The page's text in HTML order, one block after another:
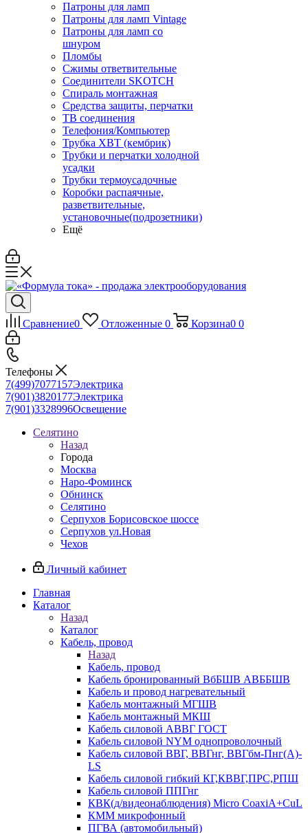
Патроны для ламп
Патроны для ламп Vintage
Патроны для ламп со
шнуром
Пломбы
Сжимы ответвительные
Соединители SKOTCH
Спираль монтажная
Средства защиты, перчатки
ТВ соединения
Телефония/Компьютер
Трубка ХВТ (кембрик)
Трубки и перчатки холодной
усадки
Трубки термоусадочные
Коробки распаячные,
разветвительные,
установочные(подрозетники)
Ещё
Сравнение0 Отложенные 0 Корзина0 0
Телефоны
7(499)7077157Электрика
7(901)3820177Электрика
7(901)3328996Освещение
Селятино
Назад
Города
Москва
Наро-Фоминск
Обнинск
Селятино
Серпухов Борисовское шоссе
Серпухов ул.Новая
Чехов
Личный кабинет
Главная
Каталог
Назад
Каталог
Кабель, провод
Назад
Кабель, провод
Кабель бронированный ВбБШВ АВББШВ
Кабель и провод нагревательный
Кабель монтажный МГШВ
Кабель монтажный МКШ
Кабель силовой АВВГ ГОСТ
Кабель силовой NYM однопроволочный
Кабель силовой ВВГ, ВВГнг, ВВГбм-Пнг(А)-
LS
Кабель силовой гибкий КГ,КВВГ,ПРС,РПШ
Кабель силовой ППГнг
КВК(д/видеонаблюдения) Micro CoaxiA+CuL
КММ микрофонный
ПГВА (автомобильный)